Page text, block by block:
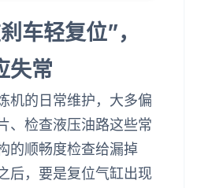
车轻复位”，
失常
机的日常维护，大多偏
、检查液压油路这些常
的顺畅度检查给漏掉
后，要是复位气缸出现